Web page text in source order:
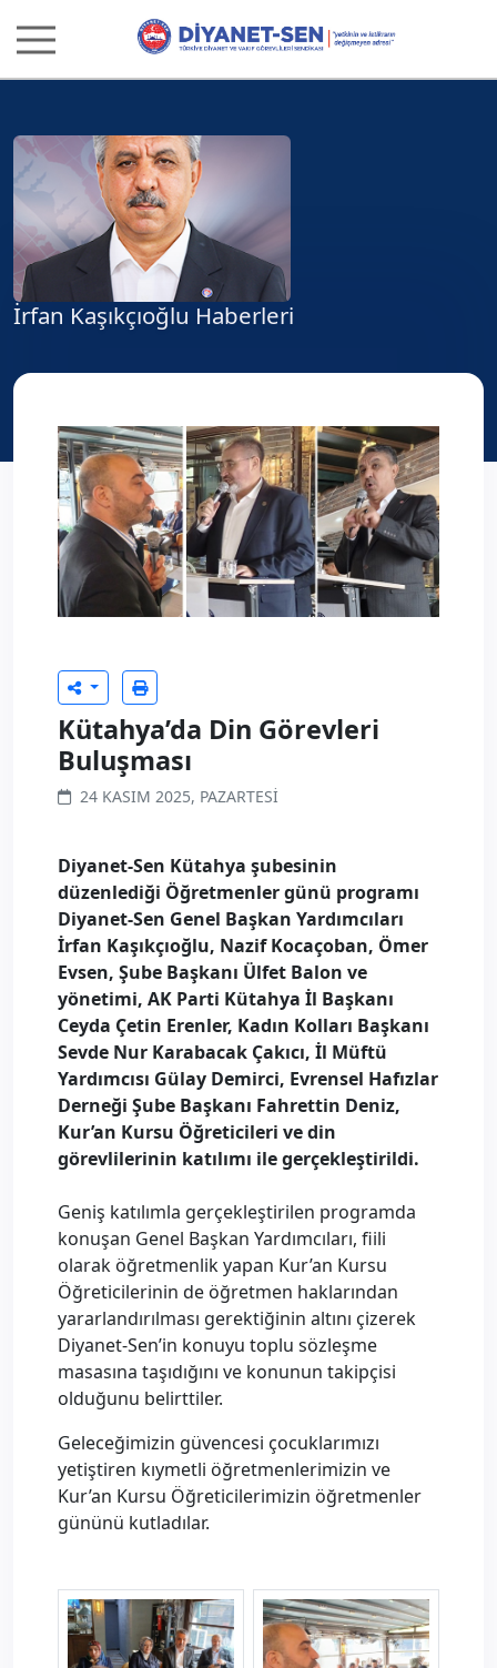
İrfan Kaşıkçıoğlu Haberleri
Kütahya’da Din Görevleri
Buluşması
24 KASIM 2025, PAZARTESI
Diyanet-Sen Kütahya şubesinin
düzenlediği Öğretmenler günü programı
Diyanet-Sen Genel Başkan Yardımcıları
İrfan Kaşıkçıoğlu, Nazif Kocaçoban, Ömer
Evsen, Şube Başkanı Ülfet Balon ve
yönetimi, AK Parti Kütahya İl Başkanı
Ceyda Çetin Erenler, Kadın Kolları Başkanı
Sevde Nur Karabacak Çakıcı, İl Müftü
Yardımcısı Gülay Demirci, Evrensel Hafızlar
Derneği Şube Başkanı Fahrettin Deniz,
Kur’an Kursu Öğreticileri ve din
görevlilerinin katılımı ile gerçekleştirildi.
Geniş katılımla gerçekleştirilen programda
konuşan Genel Başkan Yardımcıları, fiili
olarak öğretmenlik yapan Kur’an Kursu
Öğreticilerinin de öğretmen haklarından
yararlandırılması gerektiğinin altını çizerek
Diyanet-Sen’in konuyu toplu sözleşme
masasına taşıdığını ve konunun takipçisi
olduğunu belirttiler.
Geleceğimizin güvencesi çocuklarımızı
yetiştiren kıymetli öğretmenlerimizin ve
Kur’an Kursu Öğreticilerimizin öğretmenler
gününü kutladılar.